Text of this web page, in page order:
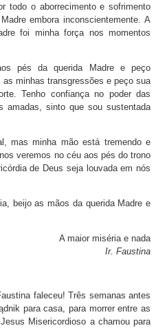
todo o aborrecimento e sofrimento
embora inconscientemente. A
foi minha força nos momentos
pés da querida Madre e peço
as minhas transgressões e peço sua
Tenho confiança no poder das
amadas, sinto que sou sustentada
mas minha mão está tremendo e
veremos no céu aos pés do trono
de Deus seja louvada em nós
beijo as mãos da querida Madre e
A maior miséria e nada
Ir. Faustina
faleceu! Três semanas antes
para casa, para morrer entre as
Misericordioso a chamou para